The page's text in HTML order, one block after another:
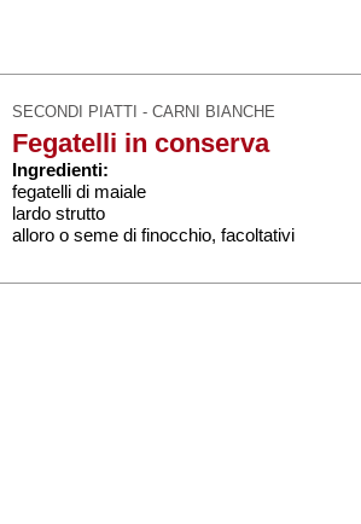
SECONDI PIATTI - CARNI BIANCHE
Fegatelli in conserva
Ingredienti:
fegatelli di maiale
lardo strutto
alloro o seme di finocchio, facoltativi